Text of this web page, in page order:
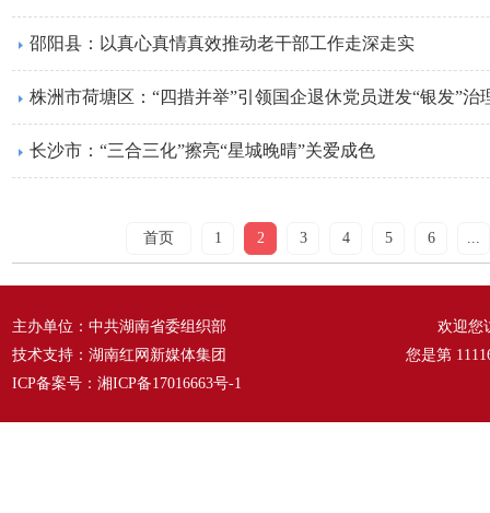
邵阳县：以真心真情真效推动老干部工作走深走实
株洲市荷塘区：“四措并举”引领国企退休党员迸发“银发”治
长沙市：“三合三化”擦亮“星城晚晴”关爱成色
首页 1 2 3 4 5 6 ...
主办单位：中共湖南省委组织部
技术支持：湖南红网新媒体集团
ICP备案号： 湘ICP备17016663号-1
欢迎您
您是第